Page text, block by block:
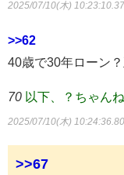
2025/07/10(木)
>>62
40歳で30年ローン
70 以下、？ちゃん
2025/07/10(木)
>>67